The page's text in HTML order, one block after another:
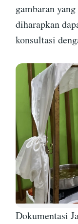
gambaran
diharapkan
konsultasi
Dokumentasi